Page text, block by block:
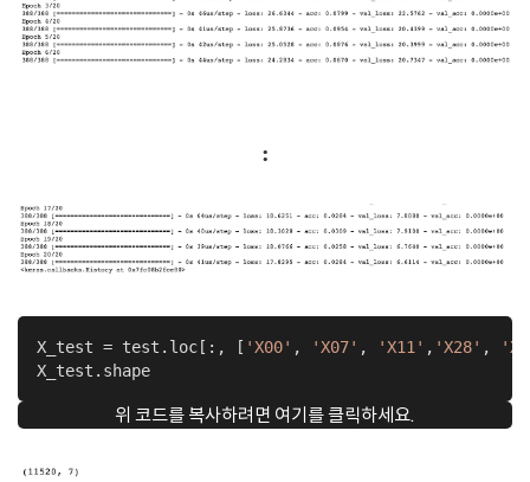
:
X_test = test.loc[:, [ 'X00' , 'X07' , 'X11' , 'X28' ,
X_test.shape
위 코드를 복사하려면 여기를 클릭하세요.